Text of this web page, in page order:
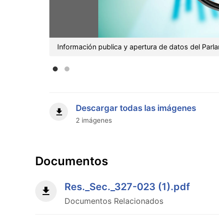
Información publica y apertura de datos del
Descargar todas las imágenes
2 imágenes
Documentos
Res._Sec._327-023 (1).pdf
Documentos Relacionados